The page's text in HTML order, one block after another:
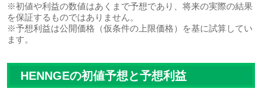
※初値や利益の数値はあくまで予想であり、将来の実際の結果
を保証するものではありません。
※予想利益は公開価格（仮条件の上限価格）を基に試算してい
ます。
HENNGEの初値予想と予想利益